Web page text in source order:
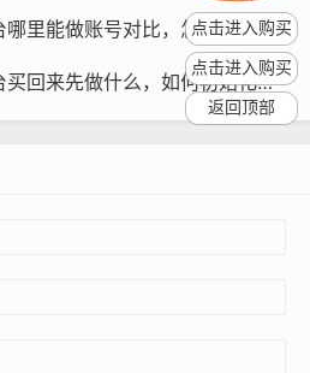
建议您在购买账号后立即备份账
、云盘或纸笔上等。
纸飞机账号购买推荐平台哪里能做账号对比，怎么查看差异与为什么要对比策略
纸飞机账号购买推荐平台买回来先做什么，如何初始化与什么时候操作更好指南
点击进入购买
点击进入购买
返回顶部